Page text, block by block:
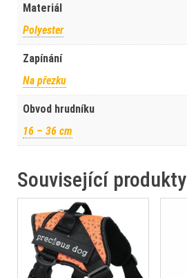
Materiál
Polyester
Zapínání
Na přezku
Obvod hrudníku
16 – 36 cm
Související produkty